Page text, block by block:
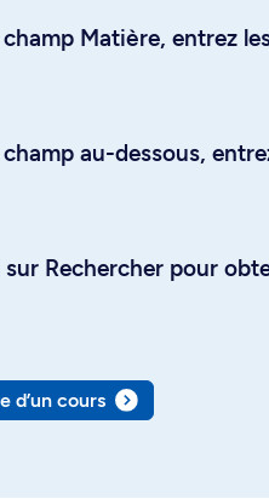
champ Matière, entrez
champ au-dessous,
sur Rechercher pour
d’un cours